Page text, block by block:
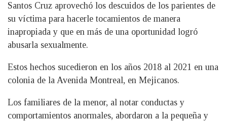
Santos Cruz aprovechó los descuidos de los parientes de
su víctima para hacerle tocamientos de manera
inapropiada y que en más de una oportunidad logró
abusarla sexualmente.
Estos hechos sucedieron en los años 2018 al 2021 en una
colonia de la Avenida Montreal, en Mejicanos.
Los familiares de la menor, al notar conductas y
comportamientos anormales, abordaron a la pequeña y